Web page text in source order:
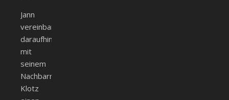
Jann
vereinbarte
daraufhin
mit
seinem
Nachbarn
Klotz